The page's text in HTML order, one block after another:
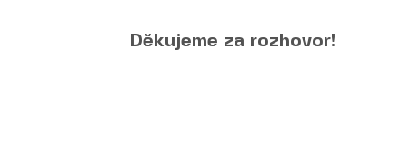
Děkujeme za rozhovor!